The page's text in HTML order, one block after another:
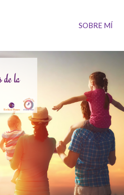
SOBRE MÍ